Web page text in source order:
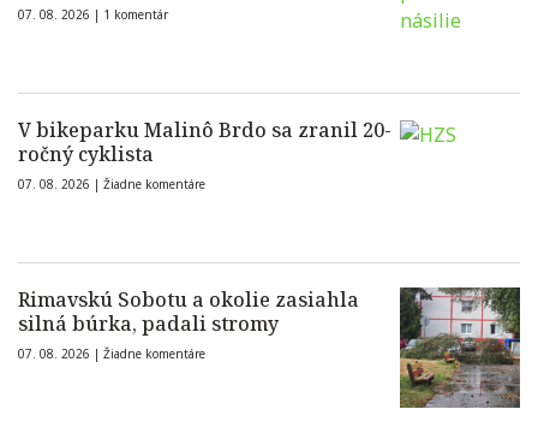
07. 08. 2026 | 1 komentár
V bikeparku Malinô Brdo sa zranil 20-
ročný cyklista
07. 08. 2026 | Žiadne komentáre
Rimavskú Sobotu a okolie zasiahla
silná búrka, padali stromy
07. 08. 2026 | Žiadne komentáre